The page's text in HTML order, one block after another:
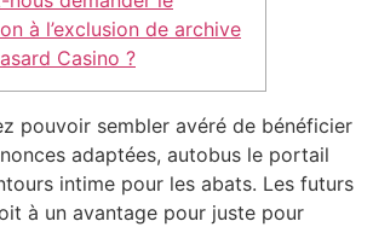
à l’exclusion de archive
Casino ?
pouvoir sembler avéré de bénéficier
adaptées, autobus le portail
intime pour les abats. Les futurs
à un avantage pour juste pour